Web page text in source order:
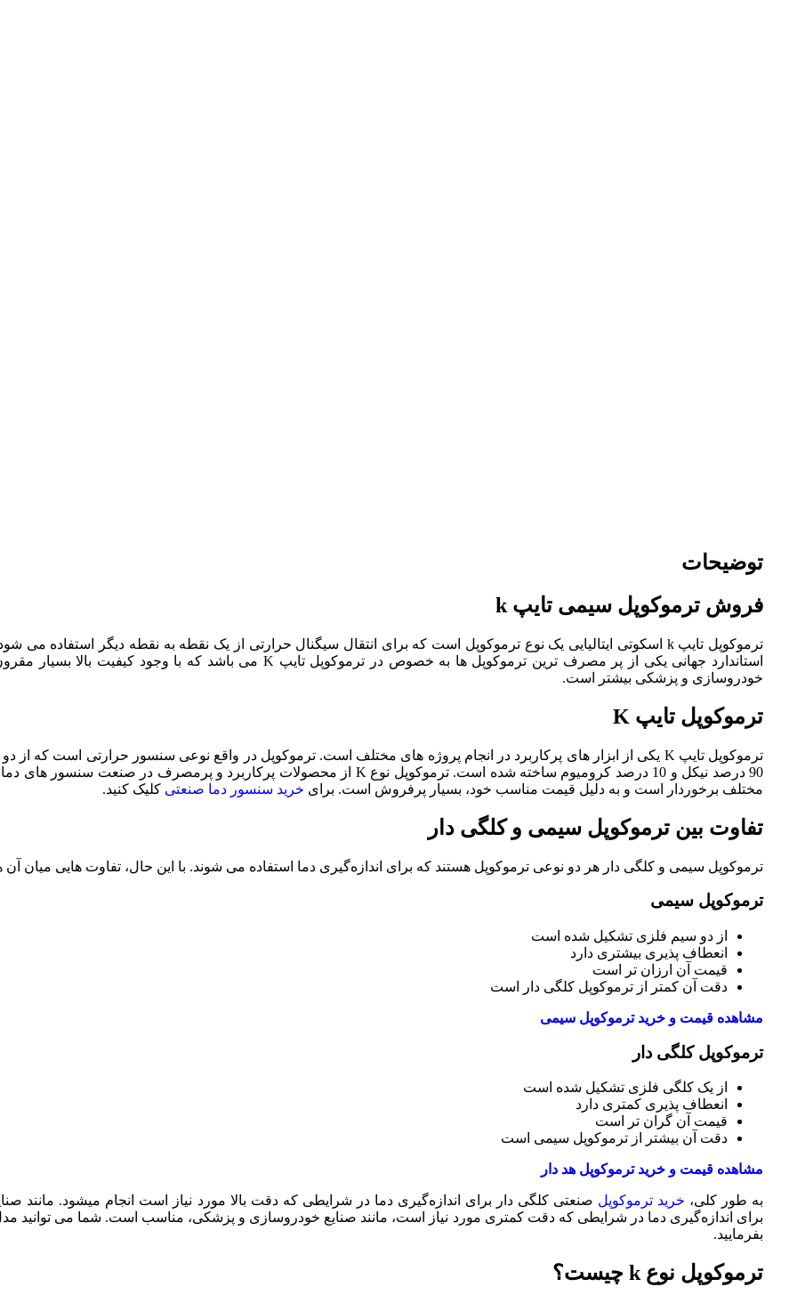
توضیحات
فروش ترموکوپل سیمی تایپ k
استاندارد جهانی یکی از پر مصرف ترین ترموکوپل ها به خصوص در ترموکوپل تایپ K می باشد که با وجود کیفیت بالا بسیار مقرون به صرفه است.
خودروسازی و پزشکی بیشتر است.
ترموکوپل تایپ K
مختلف برخوردار است و به دلیل قیمت مناسب خود، بسیار پرفروش است. برای خرید سنسور دما صنعتی کلیک کنید.
تفاوت بین ترموکوپل سیمی و کلگی دار
ترموکوپل سیمی و کلگی دار هر دو نوعی ترموکوپل هستند که برای اندازه‌گیری دما استفاده می ‌شوند. با این حال، تفاوت ‌هایی میان آن‌
ترموکوپل سیمی
از دو سیم فلزی تشکیل شده است
انعطاف پذیری بیشتری دارد
قیمت آن ارزان ‌تر است
دقت آن کمتر از ترموکوپل کلگی دار است
مشاهده قیمت و خرید ترموکوپل سیمی
ترموکوپل کلگی دار
از یک کلگی فلزی تشکیل شده است
انعطاف پذیری کمتری دارد
قیمت آن گران ‌تر است
دقت آن بیشتر از ترموکوپل سیمی است
مشاهده قیمت و خرید ترموکوپل هد دار
به طور کلی، خرید ترموکوپل صنعتی کلگی دار برای اندازه‌گیری دما در شرایطی که دقت بالا مورد نیاز است انجام میشود.
برای اندازه‌گیری دما در شرایطی که دقت کمتری مورد نیاز است، مانند صنایع خودروسازی و پزشکی، مناسب است. شما می توانید
بفرمایید.
ترموکوپل نوع k چیست؟